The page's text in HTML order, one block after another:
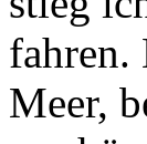
fahren.
Meer,